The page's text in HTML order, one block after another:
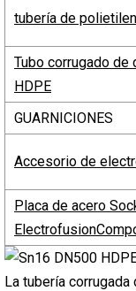
tubería de
Tubo corrugado de
HDPE
GUARNICIONES
Accesorio de
Placa de acero
La tubería